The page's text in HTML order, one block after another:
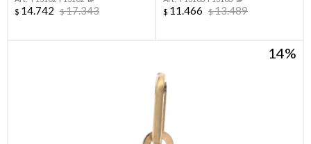
$ 14.742 $17.343 $ 11.466 $13.489
14